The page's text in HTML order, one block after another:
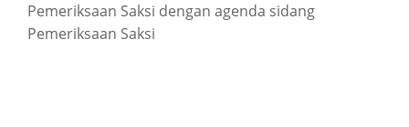
Pemeriksaan Saksi dengan agenda sidang
Pemeriksaan Saksi